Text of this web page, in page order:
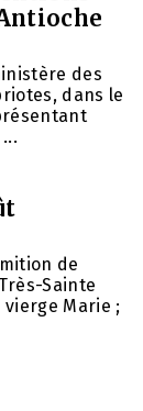
des
dans le
de
Sainte
Marie ;